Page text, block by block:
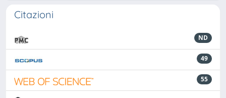
Citazioni
ND
49
55